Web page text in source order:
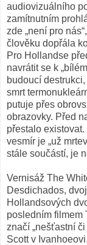
audiovizuálního
zamítnutním
zde „není pro
člověku dopřála
Pro Hollandse
navrátit se k
budoucí
smrt
putuje přes
obrazovky. Před
přestalo
vesmír je „už
stále součástí, je
Vernisáž The
Desdichados,
Hollandsových
posledním filmem
značí „nešťastní
Scott v